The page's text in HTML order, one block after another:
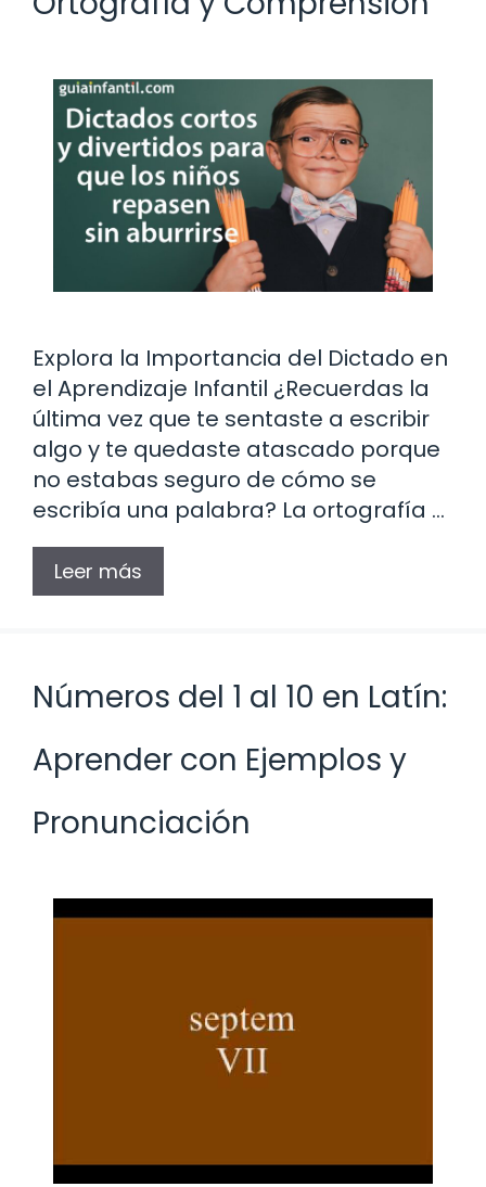
Explora la Importancia del Dictado en
el Aprendizaje Infantil ¿Recuerdas la
última vez que te sentaste a escribir
algo y te quedaste atascado porque
no estabas seguro de cómo se
escribía una palabra? La ortografía …
Leer más
Números del 1 al 10 en Latín:
Aprender con Ejemplos y
Pronunciación